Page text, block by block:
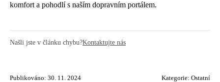
komfort a pohodlí s naším dopravním portálem.
Našli jste v článku chybu?Kontaktujte nás
Publikováno: 30. 11. 2024 Kategorie: Ostatní